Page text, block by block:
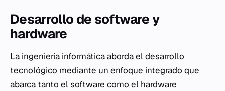
Desarrollo de software y
hardware
La ingeniería informática aborda el desarrollo
tecnológico mediante un enfoque integrado que
abarca tanto el software como el hardware